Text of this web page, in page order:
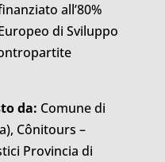
all’80%
di Sviluppo
da: Comune di
Cônitours –
Provincia di